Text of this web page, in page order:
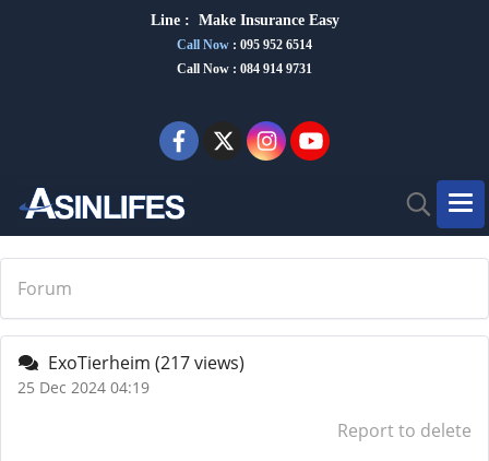
Line : Make Insurance Easy
Call Now : 095 952 6514
Call Now : 084 914 9731
Forum
ExoTierheim (217 views)
25 Dec 2024 04:19
Report to delete